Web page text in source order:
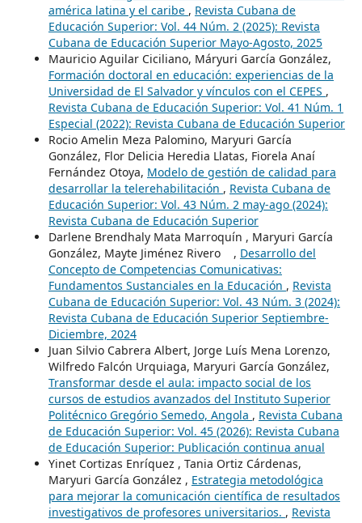
américa latina y el caribe , Revista Cubana de
Educación Superior: Vol. 44 Núm. 2 (2025): Revista
Cubana de Educación Superior Mayo-Agosto, 2025
Mauricio Aguilar Ciciliano, Máryuri García González,
Formación doctoral en educación: experiencias de la
Universidad de El Salvador y vínculos con el CEPES ,
Revista Cubana de Educación Superior: Vol. 41 Núm. 1
Especial (2022): Revista Cubana de Educación Superior
Rocio Amelin Meza Palomino, Maryuri García
González, Flor Delicia Heredia Llatas, Fiorela Anaí
Fernández Otoya, Modelo de gestión de calidad para
desarrollar la telerehabilitación , Revista Cubana de
Educación Superior: Vol. 43 Núm. 2 may-ago (2024):
Revista Cubana de Educación Superior
Darlene Brendhaly Mata Marroquín , Maryuri García
González, Mayte Jiménez Rivero , Desarrollo del
Concepto de Competencias Comunicativas:
Fundamentos Sustanciales en la Educación , Revista
Cubana de Educación Superior: Vol. 43 Núm. 3 (2024):
Revista Cubana de Educación Superior Septiembre-
Diciembre, 2024
Juan Silvio Cabrera Albert, Jorge Luís Mena Lorenzo,
Wilfredo Falcón Urquiaga, Maryuri García González,
Transformar desde el aula: impacto social de los
cursos de estudios avanzados del Instituto Superior
Politécnico Gregório Semedo, Angola , Revista Cubana
de Educación Superior: Vol. 45 (2026): Revista Cubana
de Educación Superior: Publicación continua anual
Yinet Cortizas Enríquez , Tania Ortiz Cárdenas,
Maryuri García González , Estrategia metodológica
para mejorar la comunicación científica de resultados
investigativos de profesores universitarios. , Revista